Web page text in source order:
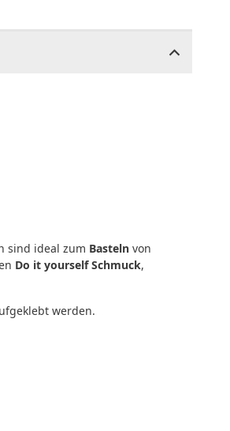
sind ideal zum Basteln von
Do it yourself Schmuck,
werden.